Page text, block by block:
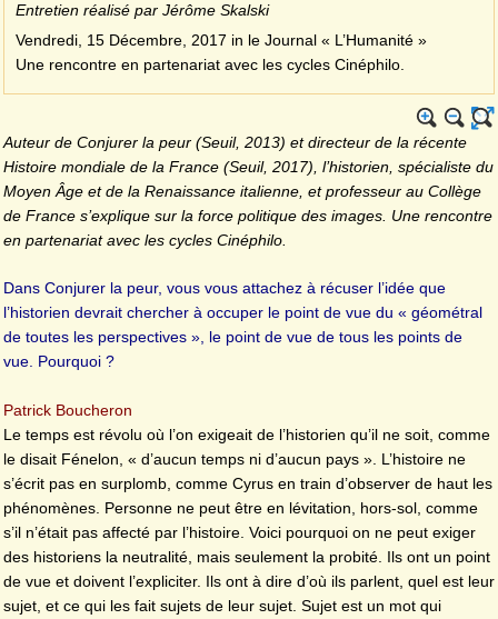
Entretien réalisé par Jérôme Skalski
Vendredi, 15 Décembre, 2017 in le Journal « L’Humanité »
Une rencontre en partenariat avec les cycles Cinéphilo.
Auteur de Conjurer la peur (Seuil, 2013) et directeur de la récente
Histoire mondiale de la France (Seuil, 2017), l’historien, spécialiste du
Moyen Âge et de la Renaissance italienne, et professeur au Collège
de France s’explique sur la force politique des images. Une rencontre
en partenariat avec les cycles Cinéphilo.
Dans Conjurer la peur, vous vous attachez à récuser l’idée que
l’historien devrait chercher à occuper le point de vue du « géométral
de toutes les perspectives », le point de vue de tous les points de
vue. Pourquoi ?
Patrick Boucheron
Le temps est révolu où l’on exigeait de l’historien qu’il ne soit, comme
le disait Fénelon, « d’aucun temps ni d’aucun pays ». L’histoire ne
s’écrit pas en surplomb, comme Cyrus en train d’observer de haut les
phénomènes. Personne ne peut être en lévitation, hors-sol, comme
s’il n’était pas affecté par l’histoire. Voici pourquoi on ne peut exiger
des historiens la neutralité, mais seulement la probité. Ils ont un point
de vue et doivent l’expliciter. Ils ont à dire d’où ils parlent, quel est leur
sujet, et ce qui les fait sujets de leur sujet. Sujet est un mot qui